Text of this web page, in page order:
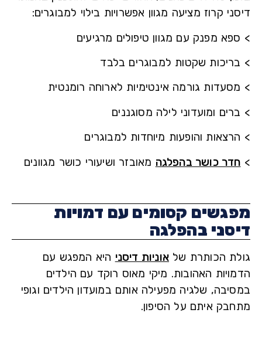
קרוז מציעה מגוון אפשרויות בילוי למבוגרים:
מפנק עם מגוון טיפולים מרגיעים
שקטות למבוגרים בלבד
גורמה אינטימיות לארוחה רומנטית
ומועדוני לילה מסוגננים
והופעות מיוחדות למבוגרים
כושר בהפלגהמאובזר ושיעורי כושר מגוונים
קסומים עם דמויות
בהפלגה
הכותרת שלאוניות דיסני היא המפגש עם
האהובות. מיקי מאוס רוקד עם הילדים
שלגיה מפעילה אותם במועדון הילדים וגופי
איתם על הסיפון.